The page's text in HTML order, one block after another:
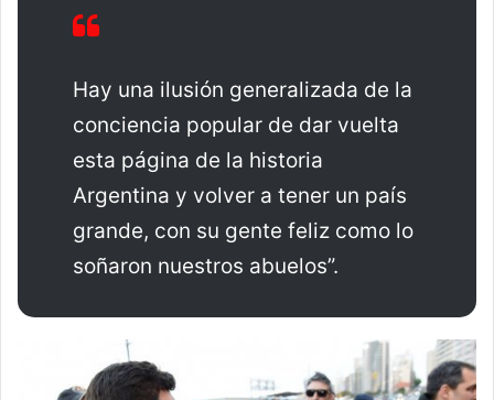
Hay una ilusión generalizada de la
conciencia popular de dar vuelta
esta página de la historia
Argentina y volver a tener un país
grande, con su gente feliz como lo
soñaron nuestros abuelos”.